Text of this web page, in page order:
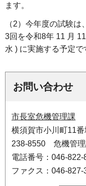
ます。
（2）今年度の試験
3回を令和8年 11 月
水 ) に実施する予定で
お問い合わせ
市長室危機管理課
横須賀市小川町11
238-8550 危機管理
電話番号：046-822-
ファクス：046-827-